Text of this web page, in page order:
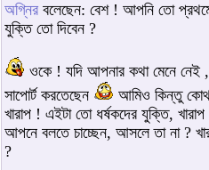
অগ্নির বলেছেন: বেশ ! আপনি তো
যুক্তি তো দিবেন ?
ওকে ! যদি আপনার কথা মেনে
সাপোর্ট করতেছেন
আমিও কিন্তু
খারাপ ! এইটা তো ধর্ষকদের যুক্তি,
আপনে বলতে চাচ্ছেন, আসলে তা না ?
?